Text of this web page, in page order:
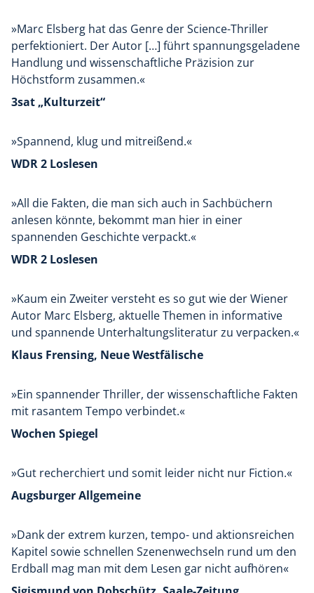
»Marc Elsberg hat das Genre der Science-Thriller
perfektioniert. Der Autor […] führt spannungsgeladene
Handlung und wissenschaftliche Präzision zur
Höchstform zusammen.«
3sat „Kulturzeit“
»Spannend, klug und mitreißend.«
WDR 2 Loslesen
»All die Fakten, die man sich auch in Sachbüchern
anlesen könnte, bekommt man hier in einer
spannenden Geschichte verpackt.«
WDR 2 Loslesen
»Kaum ein Zweiter versteht es so gut wie der Wiener
Autor Marc Elsberg, aktuelle Themen in informative
und spannende Unterhaltungsliteratur zu verpacken.«
Klaus Frensing, Neue Westfälische
»Ein spannender Thriller, der wissenschaftliche Fakten
mit rasantem Tempo verbindet.«
Wochen Spiegel
»Gut recherchiert und somit leider nicht nur Fiction.«
Augsburger Allgemeine
»Dank der extrem kurzen, tempo- und aktionsreichen
Kapitel sowie schnellen Szenenwechseln rund um den
Erdball mag man mit dem Lesen gar nicht aufhören«